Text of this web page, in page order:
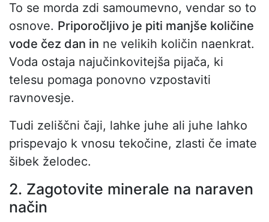
To se morda zdi samoumevno, vendar so to
osnove. Priporočljivo je piti manjše količine
vode čez dan in ne velikih količin naenkrat.
Voda ostaja najučinkovitejša pijača, ki
telesu pomaga ponovno vzpostaviti
ravnovesje.
Tudi zeliščni čaji, lahke juhe ali juhe lahko
prispevajo k vnosu tekočine, zlasti če imate
šibek želodec.
2. Zagotovite minerale na naraven
način